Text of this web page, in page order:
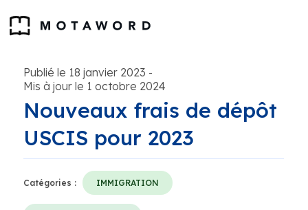
Publié le 18 janvier 2023 -
Mis à jour le 1 octobre 2024
Nouveaux frais de dépôt
USCIS pour 2023
Catégories : IMMIGRATION